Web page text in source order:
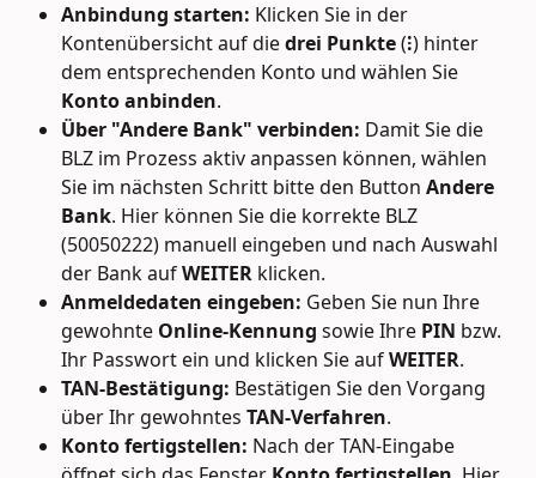
Anbindung starten: Klicken Sie in der
Kontenübersicht auf die drei Punkte (⁝) hinter
dem entsprechenden Konto und wählen Sie
Konto anbinden.
Über "Andere Bank" verbinden: Damit Sie die
BLZ im Prozess aktiv anpassen können, wählen
Sie im nächsten Schritt bitte den Button Andere
Bank. Hier können Sie die korrekte BLZ
(50050222) manuell eingeben und nach Auswahl
der Bank auf WEITER klicken.
Anmeldedaten eingeben: Geben Sie nun Ihre
gewohnte Online-Kennung sowie Ihre PIN bzw.
Ihr Passwort ein und klicken Sie auf WEITER.
TAN-Bestätigung: Bestätigen Sie den Vorgang
über Ihr gewohntes TAN-Verfahren.
Konto fertigstellen: Nach der TAN-Eingabe